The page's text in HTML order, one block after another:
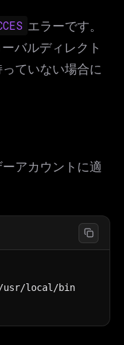
エラーです。
バルディレクト
ていない場合に
アカウントに適
/usr/local/bin